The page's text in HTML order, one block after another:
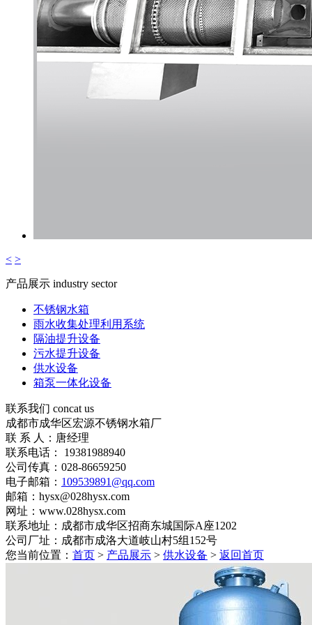
< >
产品展示 industry sector
不锈钢水箱
雨水收集处理利用系统
隔油提升设备
污水提升设备
供水设备
箱泵一体化设备
联系我们 concat us
成都市成华区宏源不锈钢水箱厂
联 系 人：唐经理
联系电话： 19381988940
公司传真：028-86659250
电子邮箱： 109539891@qq.com
邮箱：hysx@028hysx.com
网址：www.028hysx.com
联系地址：成都市成华区招商东城国际A座1202
公司厂址：成都市成洛大道岐山村5组152号
您当前位置： 首页 > 产品展示 > 供水设备 > 返回首页